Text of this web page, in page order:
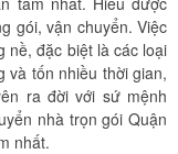
gói, vận chuyển. Việc
nề, đặc biệt là các loại
và tốn nhiều thời gian,
ra đời với sứ mệnh
nhà trọn gói Quận
nhất.